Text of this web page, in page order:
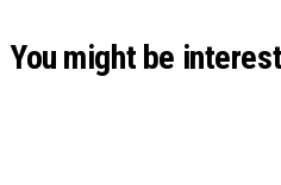
You might be